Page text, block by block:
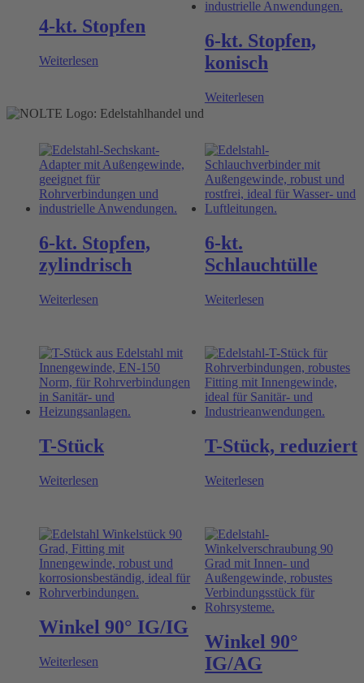
4-kt. Stopfen
Weiterlesen
6-kt. Stopfen,
konisch
Weiterlesen
6-kt. Stopfen,
zylindrisch
Weiterlesen
6-kt.
Schlauchtülle
Weiterlesen
T-Stück
Weiterlesen
T-Stück, reduziert
Weiterlesen
Winkel 90° IG/IG
Weiterlesen
Winkel 90°
IG/AG